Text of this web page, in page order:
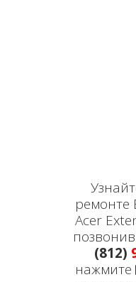
ремонте
Acer
(812)
нажмите